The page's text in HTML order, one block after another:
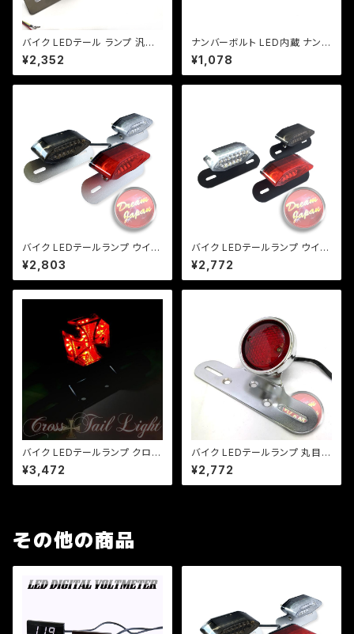
バイク LEDテール ランプ 汎用
ナンバー灯付 ミニタイプ 【ブラッ
ク】カスタム テール エイプ モン
キー SR マグナ FTR 【レンジ
¥2,352
ナンバーボルト LED内蔵 ナンバ
ー灯/2個セット【ブラック】 ＬＥＤ
爆光/1W/車検/原付/ネイキッド/
アメリカン/汎用/【クリックポスト
¥1,078
バイク LEDテールランプ ウイン
カー 一体型テール ルーカステ
ール【レンズ色選択】 / 汎用 ル
ーカス CB XJ SR TW
¥2,803
バイク LEDテールランプ ウイン
カー 一体型テール【レンズ色選
択】 汎用 ルーカス CB XJ SR
TW
¥2,772
バイク LEDテールランプ クロス
テール ミニ十字型 LED/汎用/マ
グナ/ジャズ/SR/TW/ビンテー
ジスタイル/ナンバー灯
¥3,472
バイク LEDテールランプ 丸目テ
ール/汎用/ナンバーステー/シル
バー/ビラーゴ/チョッパー/SR/T
W/FTR/CB/a324
¥2,772
その他の商品